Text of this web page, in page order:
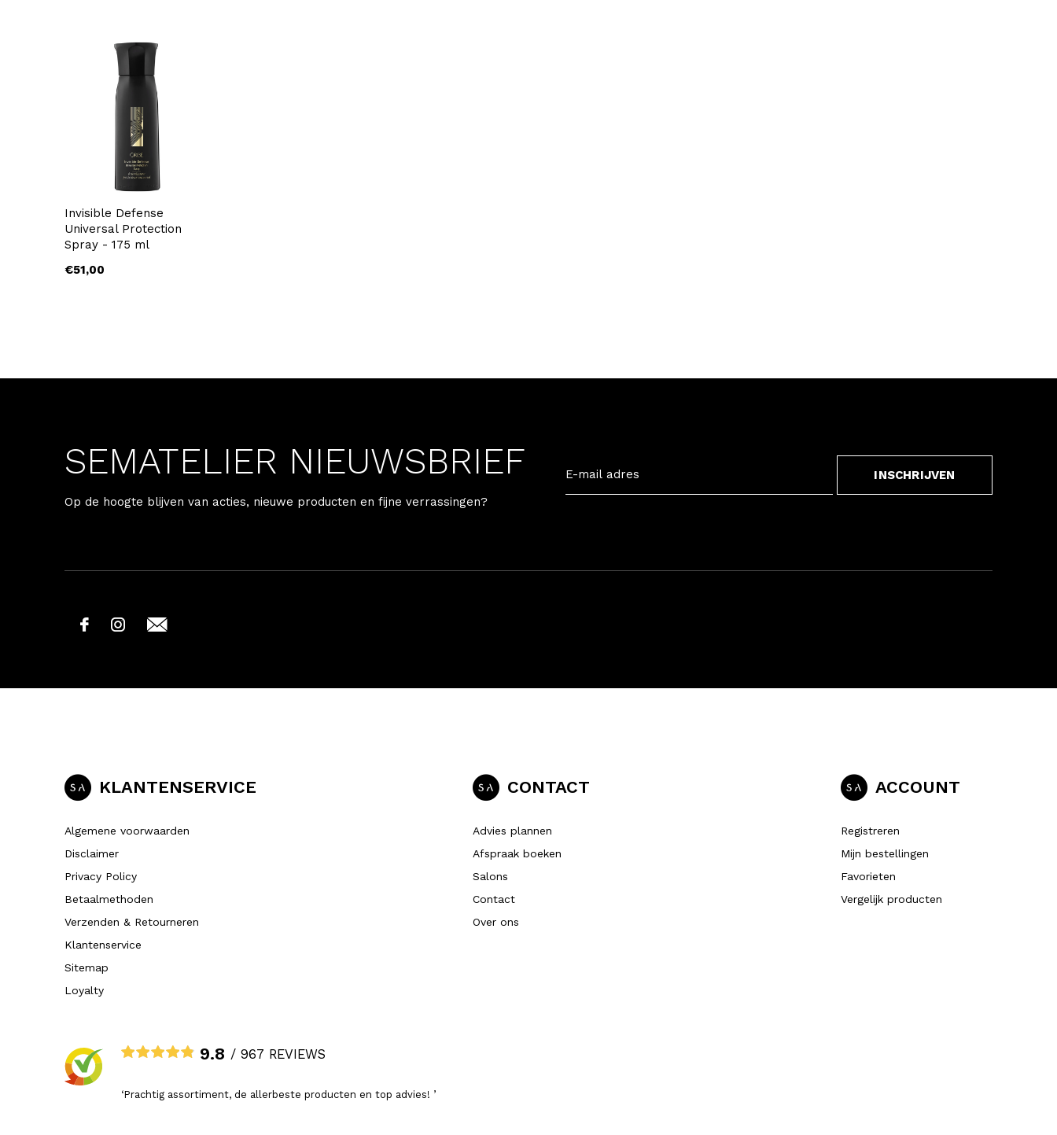
Invisible Defense
Universal Protection
Spray - 175 ml
€51,00
SEMATELIER NIEUWSBRIEF
Op de hoogte blijven van acties, nieuwe producten en fijne verrassingen?
INSCHRIJVEN
KLANTENSERVICE
Algemene voorwaarden
Disclaimer
Privacy Policy
Betaalmethoden
Verzenden & Retourneren
Klantenservice
Sitemap
Loyalty
CONTACT
Advies plannen
Afspraak boeken
Salons
Contact
Over ons
ACCOUNT
Registreren
Mijn bestellingen
Favorieten
Vergelijk producten
9.8 / 967 REVIEWS
‘Prachtig assortiment, de allerbeste producten en top advies! ’